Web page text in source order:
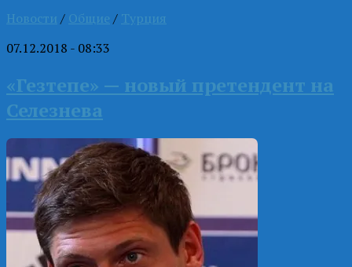
Новости / Общие / Турция
07.12.2018 - 08:33
«Гезтепе» — новый претендент на
Селезнева